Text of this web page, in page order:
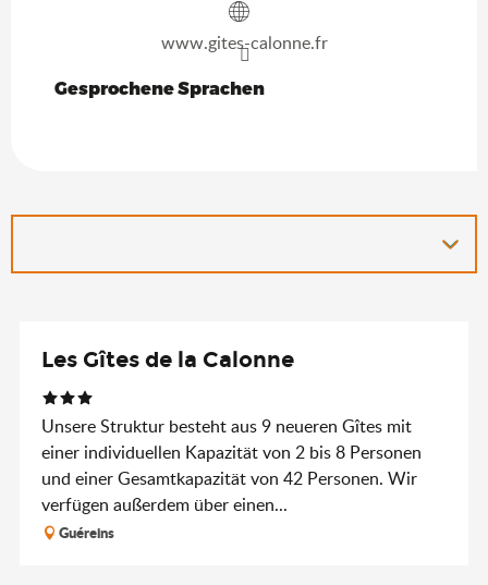
www.gites-calonne.fr
Gesprochene Sprachen
Gesprochene Sprachen
Les Gîtes de la Calonne
Unsere Struktur besteht aus 9 neueren Gîtes mit
einer individuellen Kapazität von 2 bis 8 Personen
und einer Gesamtkapazität von 42 Personen. Wir
verfügen außerdem über einen...
Guéreins